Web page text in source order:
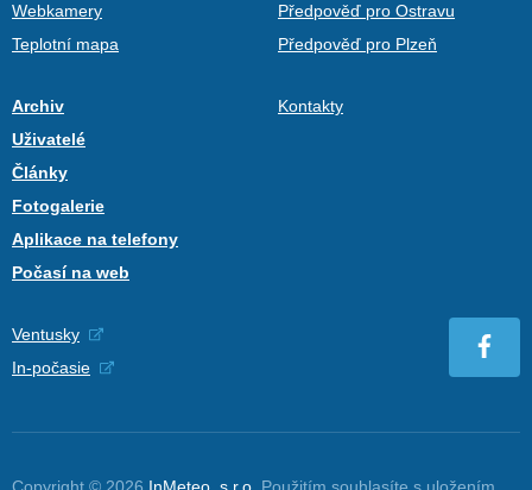
Webkamery
Teplotní mapa
Předpověď pro Ostravu
Předpověď pro Plzeň
Archiv
Uživatelé
Články
Fotogalerie
Aplikace na telefony
Počasí na web
Kontakty
Ventusky
In-počasie
Copyright © 2026 InMeteo, s.r.o. Použitím souhlasíte s uložením